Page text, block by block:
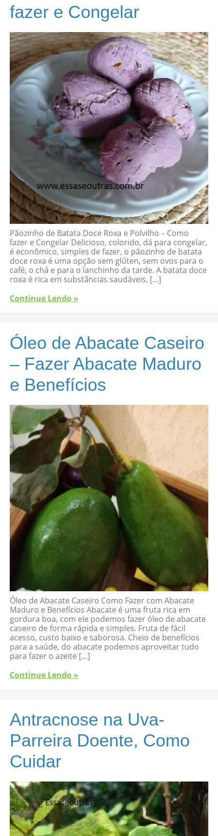
fazer e Congelar
Pãozinho de Batata Doce Roxa e Polvilho – Como
fazer e Congelar Delicioso, colorido, dá para congelar,
é econômico, simples de fazer, o pãozinho de batata
doce roxa é uma opção sem glúten, sem ovos para o
café, o chá e para o lanchinho da tarde. A batata doce
roxa é rica em substâncias saudáveis, […]
Continue Lendo »
Óleo de Abacate Caseiro
– Fazer Abacate Maduro
e Benefícios
Óleo de Abacate Caseiro Como Fazer com Abacate
Maduro e Benefícios Abacate é uma fruta rica em
gordura boa, com ele podemos fazer óleo de abacate
caseiro de forma rápida e simples. Fruta de fácil
acesso, custo baixo e saborosa. Cheio de benefícios
para a saúde, do abacate podemos aproveitar tudo
para fazer o azeite […]
Continue Lendo »
Antracnose na Uva-
Parreira Doente, Como
Cuidar